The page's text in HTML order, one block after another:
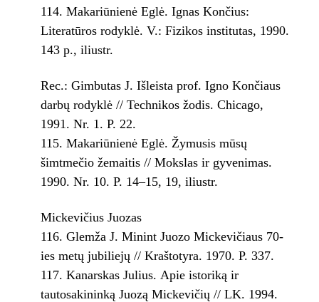
Makariūnienė Eglė. Ignas Končius:
Literatūros rodyklė. V.: Fizikos institutas, 1990.
143 p., iliustr.
Rec.: Gimbutas J. Išleista prof. Igno Končiaus
darbų rodyklė // Technikos žodis. Chicago,
1991. Nr. 1. P. 22.
Makariūnienė Eglė. Žymusis mūsų
šimtmečio žemaitis // Mokslas ir gyvenimas.
1990. Nr. 10. P. 14–15, 19, iliustr.
Mickevičius Juozas
Glemža J. Minint Juozo Mickevičiaus 70-
ies metų jubiliejų // Kraštotyra. 1970. P. 337.
Kanarskas Julius. Apie istoriką ir
tautosakininką Juozą Mickevičių // LK. 1994.